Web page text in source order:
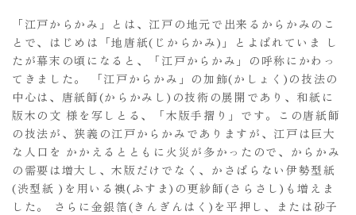
「江戸からかみ」とは、江戸の地元で出来るからかみのこ
とで、はじめは「地唐紙(じからかみ)」とよばれていま し
たが幕末の頃になると、「江戸からかみ」の呼称にかわっ
てきました。 「江戸からかみ」の加飾(かしょく)の技法の
中心は、唐紙師(からかみし)の技術の展開であり、和紙に
版木の文 様を写しとる、「木版手摺り」です。この唐紙師
の技法が、狭義の江戸からかみでありますが、江戸は巨大
な人口を かかえるとともに火災が多かったので、からかみ
の需要は増大し、木版だけでなく、かさばらない伊勢型紙
(渋型紙 )を用いる襖(ふすま)の更紗師(さらさし)も増えま
した。 さらに金銀箔(きんぎんはく)を平押し、または砂子